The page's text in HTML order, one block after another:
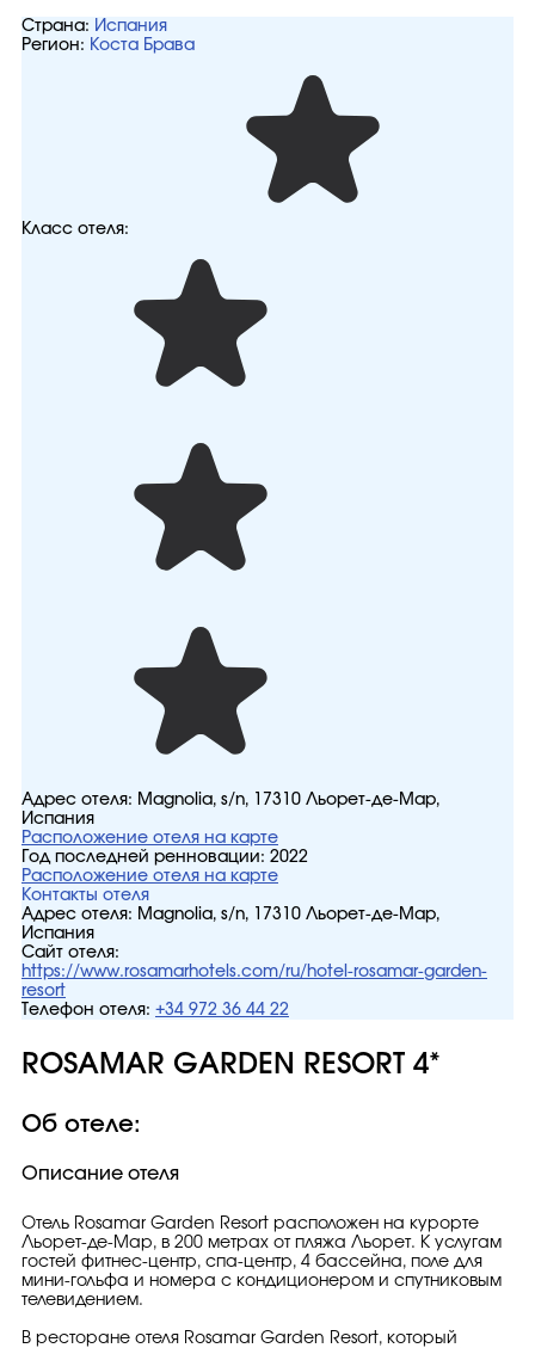
Страна: Испания
Регион: Коста Брава
Класс отеля:
Адрес отеля: Magnolia, s/n, 17310 Льорет-де-Мар,
Испания
Расположение отеля на карте
Год последней ренновации: 2022
Расположение отеля на карте
Контакты отеля
Адрес отеля: Magnolia, s/n, 17310 Льорет-де-Мар,
Испания
Сайт отеля:
https://www.rosamarhotels.com/ru/hotel-rosamar-garden-
resort
Телефон отеля: +34 972 36 44 22
ROSAMAR GARDEN RESORT 4*
Об отеле:
Описание отеля
Отель Rosamar Garden Resort расположен на курорте
Льорет-де-Мар, в 200 метрах от пляжа Льорет. К услугам
гостей фитнес-центр, спа-центр, 4 бассейна, поле для
мини-гольфа и номера с кондиционером и спутниковым
телевидением.
В ресторане отеля Rosamar Garden Resort, который